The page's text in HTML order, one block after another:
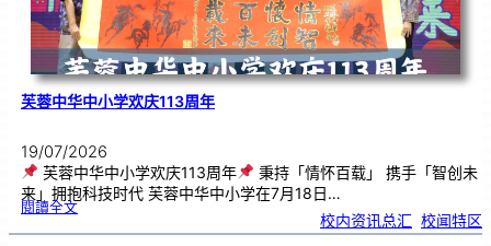
芙蓉中华中小学欢庆113周年
19/07/2026
芙蓉中华中小学欢庆113周年
秉持「情怀百载」 携手「智创未
来」拥抱科技时代 芙蓉中华中小学在7月18日…
閱讀全文:芙
华
校内资讯总汇 校闻特区